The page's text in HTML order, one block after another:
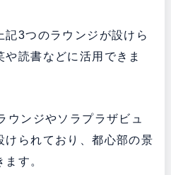
記3つのラウンジが設けら
読書などに活用できま
ウンジやソラプラザビュ
けられており、都心部の景
す。